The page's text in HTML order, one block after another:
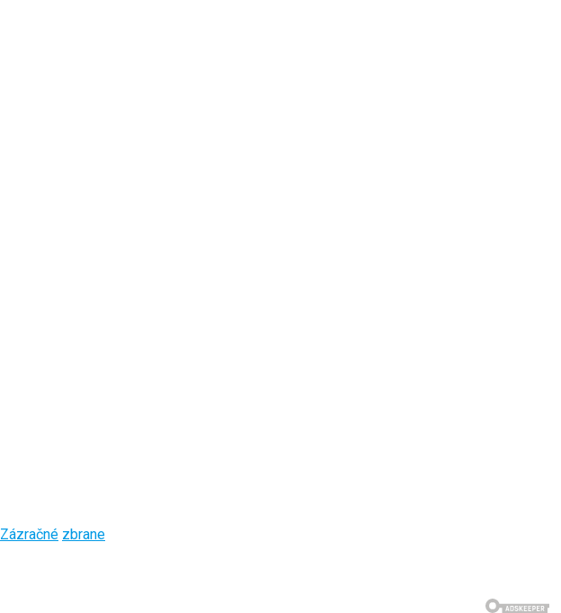
Zázračné zbrane